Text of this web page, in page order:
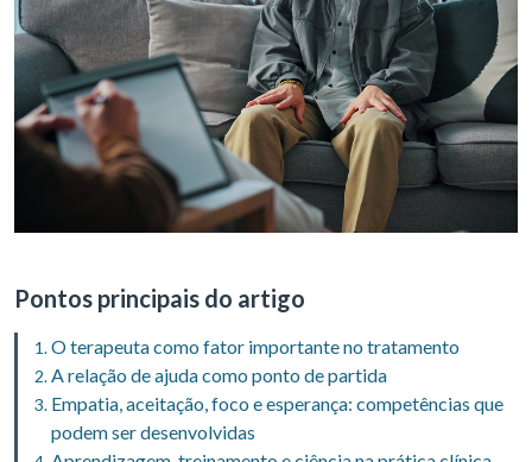
Pontos principais do artigo
O terapeuta como fator importante no tratamento
A relação de ajuda como ponto de partida
Empatia, aceitação, foco e esperança: competências que
podem ser desenvolvidas